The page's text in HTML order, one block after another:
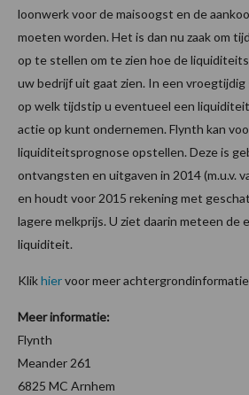
loonwerk voor de maisoogst en de
moeten worden. Het is dan nu zaak om
op te stellen om te zien hoe de
uw bedrijf uit gaat zien. In een vroegtijdig
op welk tijdstip u eventueel een
actie op kunt ondernemen. Flynth kan
liquiditeitsprognose opstellen. Deze is
ontvangsten en uitgaven in 2014 (m.u.v.
en houdt voor 2015 rekening met
lagere melkprijs. U ziet daarin meteen de
liquiditeit.
Klikhiervoor meer
Meer informatie:
Flynth
Meander 261
6825 MC Arnhem